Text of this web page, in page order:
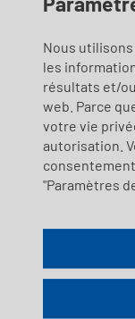
Nous
les
résultats et/
web. Parce
votre vie
autorisation.
"Paramètres